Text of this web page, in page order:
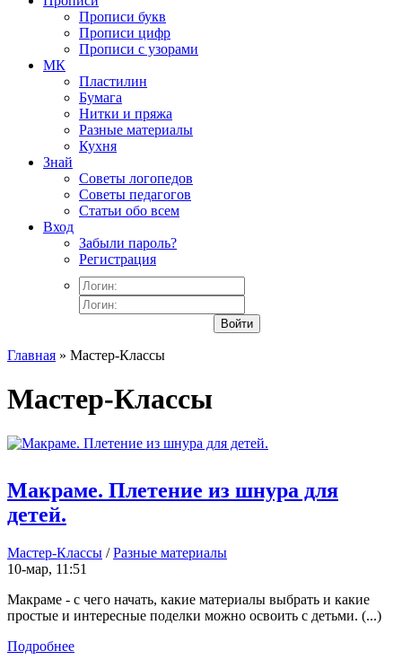
Прописи букв
Прописи цифр
Прописи с узорами
МК
Пластилин
Бумага
Нитки и пряжа
Разные материалы
Кухня
Знай
Советы логопедов
Советы педагогов
Статьи обо всем
Вход
Забыли пароль?
Регистрация
Войти
Главная » Мастер-Классы
Мастер-Классы
Макраме. Плетение из шнура для
детей.
Мастер-Классы /Разные материалы
10-мар, 11:51
Макраме - с чего начать, какие материалы выбрать и какие
простые и интересные поделки можно освоить с детьми. (...)
Подробнее